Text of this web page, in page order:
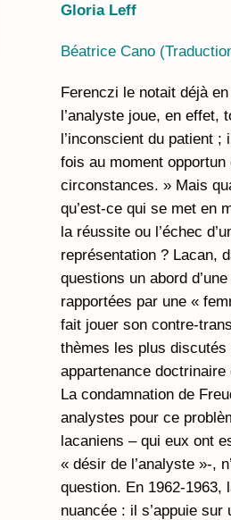
Gloria Leff
Béatrice Cano
Ferenczi le notait déjà
l’analyste joue, en effet,
l’inconscient du patient ;
fois au moment
circonstances. » Mais
qu’est-ce qui se met en
la réussite ou l’échec
représentation ? Lacan,
questions un abord
rapportées par une «
fait jouer son contre-
thèmes les plus
appartenance
La condamnation de
analystes pour ce
lacaniens – qui eux ont
« désir de l’analyste »-,
question. En 1962-1963,
nuancée : il s’appuie